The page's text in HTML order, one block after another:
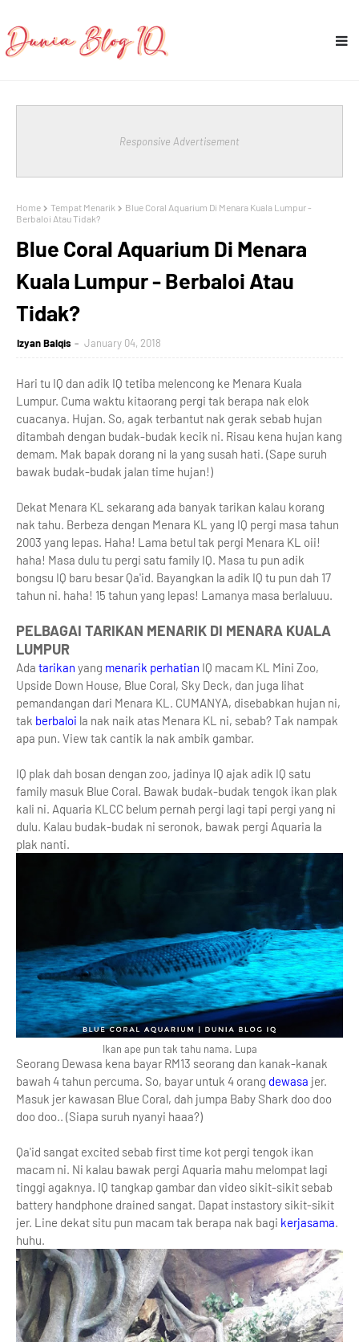
Responsive Advertisement
Home Tempat Menarik
Blue Coral Aquarium Di Menara Kuala Lumpur -
Berbaloi Atau Tidak?
Blue Coral Aquarium Di Menara
Kuala Lumpur - Berbaloi Atau
Tidak?
Izyan Balqis January 04, 2018
Hari tu IQ dan adik IQ tetiba melencong ke Menara Kuala
Lumpur. Cuma waktu kitaorang pergi tak berapa nak elok
cuacanya. Hujan. So, agak terbantut nak gerak sebab hujan
ditambah dengan budak-budak kecik ni. Risau kena hujan kang
demam. Mak bapak dorang ni la yang susah hati. (Sape suruh
bawak budak-budak jalan time hujan!)
Dekat Menara KL sekarang ada banyak tarikan kalau korang
nak tahu. Berbeza dengan Menara KL yang IQ pergi masa tahun
2003 yang lepas. Haha! Lama betul tak pergi Menara KL oii!
haha! Masa dulu tu pergi satu family IQ. Masa tu pun adik
bongsu IQ baru besar Qa'id. Bayangkan la adik IQ tu pun dah 17
tahun ni. haha! 15 tahun yang lepas! Lamanya masa berlaluuu.
PELBAGAI TARIKAN MENARIK DI MENARA KUALA
LUMPUR
Ada tarikan yang menarik perhatian IQ macam KL Mini Zoo,
Upside Down House, Blue Coral, Sky Deck, dan juga lihat
pemandangan dari Menara KL. CUMANYA, disebabkan hujan ni,
tak berbaloi la nak naik atas Menara KL ni, sebab? Tak nampak
apa pun. View tak cantik la nak ambik gambar.
IQ plak dah bosan dengan zoo, jadinya IQ ajak adik IQ satu
family masuk Blue Coral. Bawak budak-budak tengok ikan plak
kali ni. Aquaria KLCC belum pernah pergi lagi tapi pergi yang ni
dulu. Kalau budak-budak ni seronok, bawak pergi Aquaria la
plak nanti.
Ikan ape pun tak tahu nama. Lupa
Seorang Dewasa kena bayar RM13 seorang dan kanak-kanak
bawah 4 tahun percuma. So, bayar untuk 4 orang dewasa jer.
Masuk jer kawasan Blue Coral, dah jumpa Baby Shark doo doo
doo doo.. (Siapa suruh nyanyi haaa?)
Qa'id sangat excited sebab first time kot pergi tengok ikan
macam ni. Ni kalau bawak pergi Aquaria mahu melompat lagi
tinggi agaknya. IQ tangkap gambar dan video sikit-sikit sebab
battery handphone drained sangat. Dapat instastory sikit-sikit
jer. Line dekat situ pun macam tak berapa nak bagi kerjasama.
huhu.